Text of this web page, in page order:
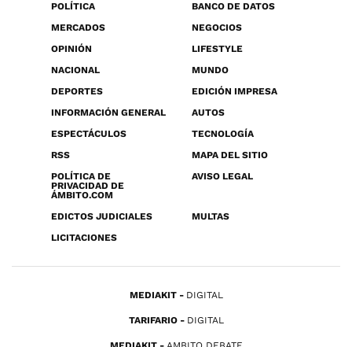
POLÍTICA
BANCO DE DATOS
MERCADOS
NEGOCIOS
OPINIÓN
LIFESTYLE
NACIONAL
MUNDO
DEPORTES
EDICIÓN IMPRESA
INFORMACIÓN GENERAL
AUTOS
ESPECTÁCULOS
TECNOLOGÍA
RSS
MAPA DEL SITIO
POLÍTICA DE
PRIVACIDAD DE
ÁMBITO.COM
AVISO LEGAL
EDICTOS JUDICIALES
MULTAS
LICITACIONES
MEDIAKIT DIGITAL
TARIFARIO DIGITAL